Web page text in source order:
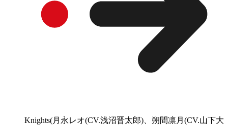
Knights(月永レオ(CV.浅沼晋太郎)、朔間凛月(CV.山下大